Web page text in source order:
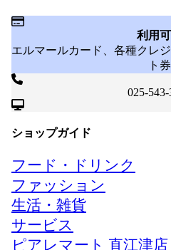
利用
エルマールカード、各種クレ
ト券
025-543-
ショップガイド
フード・ドリンク
ファッション
生活・雑貨
サービス
ピアレマート 直江津店